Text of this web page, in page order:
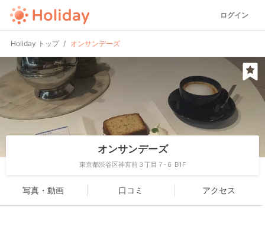
ログイン
Holiday トップ オンサンデーズ
オンサンデーズ
東京都渋谷区神宮前３丁目７-６ B1F
写真・動画 口コミ アクセス